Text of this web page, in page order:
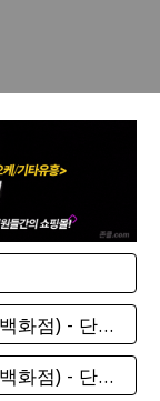
┼ミ존클서울방.comミ┼존클❤️‍🔥(취미백화점) - 단톡방
┼ミ존클부산방.comミ┼존클❤️‍🔥(취미백화점) - 단톡방